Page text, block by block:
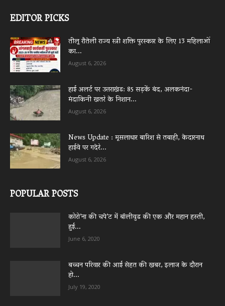
EDITOR PICKS
तीलू रौतेली राज्य स्त्री शक्ति पुरस्कार के लिए 13 महिलाओं
का...
August 6, 2026
हाई अलर्ट पर उत्तराखंड: 85 सड़कें बंद, अलकनंदा-
मंदाकिनी खतरे के निशान...
August 6, 2026
News Update : मूसलाधार बारिश से तबाही, केदारनाथ
हाईवे पर गदेरे...
August 6, 2026
POPULAR POSTS
कोरो’ना की चपे’ट में बॉलीवुड की एक और महान हस्ती,
हुई...
June 6, 2020
बच्चन परिवार की आई सेहत की खबर, इलाज के दौरान
हो...
July 19, 2020